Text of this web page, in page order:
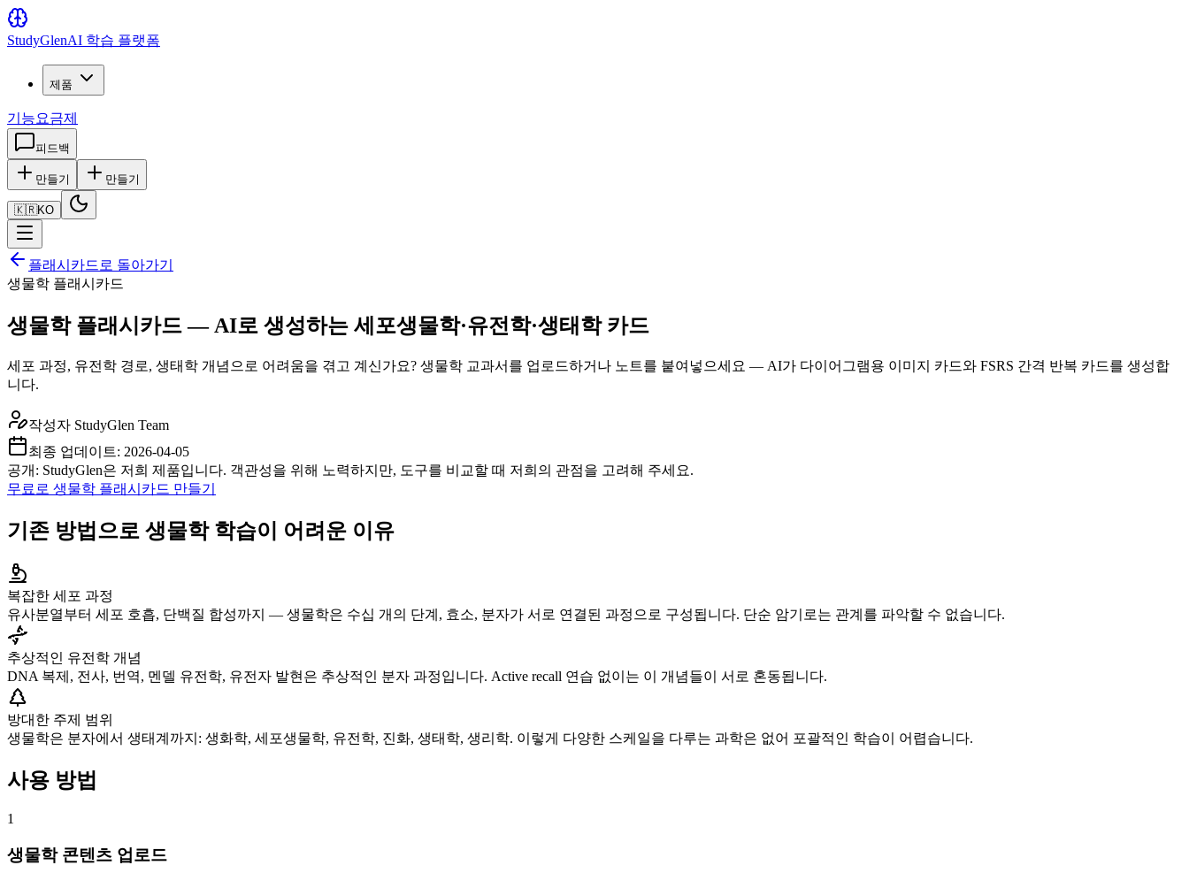
StudyGlenAI 학습 플랫폼
제품
기능요금제
피드백
만들기 만들기
🇰🇷KO
플래시카드로 돌아가기
생물학 플래시카드
생물학 플래시카드 — AI로 생성하는 세포생물학·유전학·생태학 카드
세포 과정, 유전학 경로, 생태학 개념으로 어려움을 겪고 계신가요? 생물학 교과서를 업로드하거나 노트를 붙여넣으세요 — AI가 다이어그램용 이미지 카드와 FSRS 간격 반복 카드를 생성합
니다.
작성자 StudyGlen Team
최종 업데이트: 2026-04-05
공개: StudyGlen은 저희 제품입니다. 객관성을 위해 노력하지만, 도구를 비교할 때 저희의 관점을 고려해 주세요.
무료로 생물학 플래시카드 만들기
기존 방법으로 생물학 학습이 어려운 이유
복잡한 세포 과정
유사분열부터 세포 호흡, 단백질 합성까지 — 생물학은 수십 개의 단계, 효소, 분자가 서로 연결된 과정으로 구성됩니다. 단순 암기로는 관계를 파악할 수 없습니다.
추상적인 유전학 개념
DNA 복제, 전사, 번역, 멘델 유전학, 유전자 발현은 추상적인 분자 과정입니다. Active recall 연습 없이는 이 개념들이 서로 혼동됩니다.
방대한 주제 범위
생물학은 분자에서 생태계까지: 생화학, 세포생물학, 유전학, 진화, 생태학, 생리학. 이렇게 다양한 스케일을 다루는 과학은 없어 포괄적인 학습이 어렵습니다.
사용 방법
1
생물학 콘텐츠 업로드